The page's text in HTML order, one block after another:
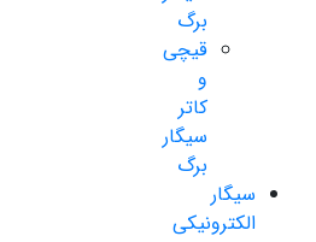
برگ
قیچی
و
کاتر
سیگار
برگ
سیگار
الکترونیکی